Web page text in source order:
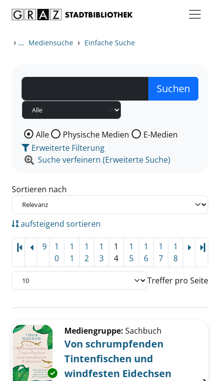
› ... Mediensuche › Einfache Suche
Wählen Sie die Medienart nach der Sie suchen wollen.
Alle Physische Medien
E-Medien
Erweiterte Filterung
Suche verfeinern (Erweiterte Suche)
Sortieren nach
aufsteigend sortieren
9
1
0
1
1
1
2
1
3
1
4
1
5
1
6
1
7
1
8
Treffer pro Seite
Zu den Suchfiltern springen
Exemplar-Details von Von schrumpfenden
Mediengruppe: Sachbuch
Von schrumpfenden
Tintenfischen und
windfesten Eidechsen